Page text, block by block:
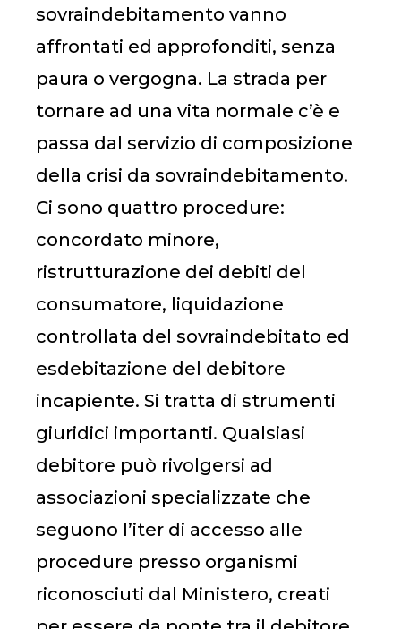
sovraindebitamento vanno
affrontati ed approfonditi, senza
paura o vergogna. La strada per
tornare ad una vita normale c’è e
passa dal servizio di composizione
della crisi da sovraindebitamento.
Ci sono quattro procedure:
concordato minore,
ristrutturazione dei debiti del
consumatore, liquidazione
controllata del sovraindebitato ed
esdebitazione del debitore
incapiente. Si tratta di strumenti
giuridici importanti. Qualsiasi
debitore può rivolgersi ad
associazioni specializzate che
seguono l’iter di accesso alle
procedure presso organismi
riconosciuti dal Ministero, creati